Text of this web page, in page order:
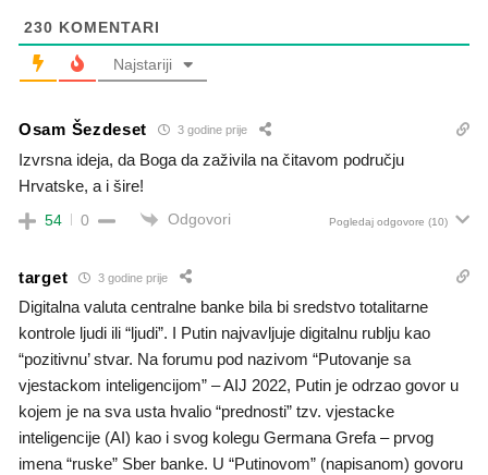
230 KOMENTARI
Najstariji
Osam Šezdeset 3 godine prije
Izvrsna ideja, da Boga da zaživila na čitavom području
Hrvatske, a i šire!
54 0 Odgovori Pogledaj odgovore (10)
target 3 godine prije
Digitalna valuta centralne banke bila bi sredstvo totalitarne
kontrole ljudi ili “ljudi”. I Putin najvavljuje digitalnu rublju kao
“pozitivnu’ stvar. Na forumu pod nazivom “Putovanje sa
vjestackom inteligencijom” – AIJ 2022, Putin je odrzao govor u
kojem je na sva usta hvalio “prednosti” tzv. vjestacke
inteligencije (AI) kao i svog kolegu Germana Grefa – prvog
imena “ruske” Sber banke. U “Putinovom” (napisanom) govoru